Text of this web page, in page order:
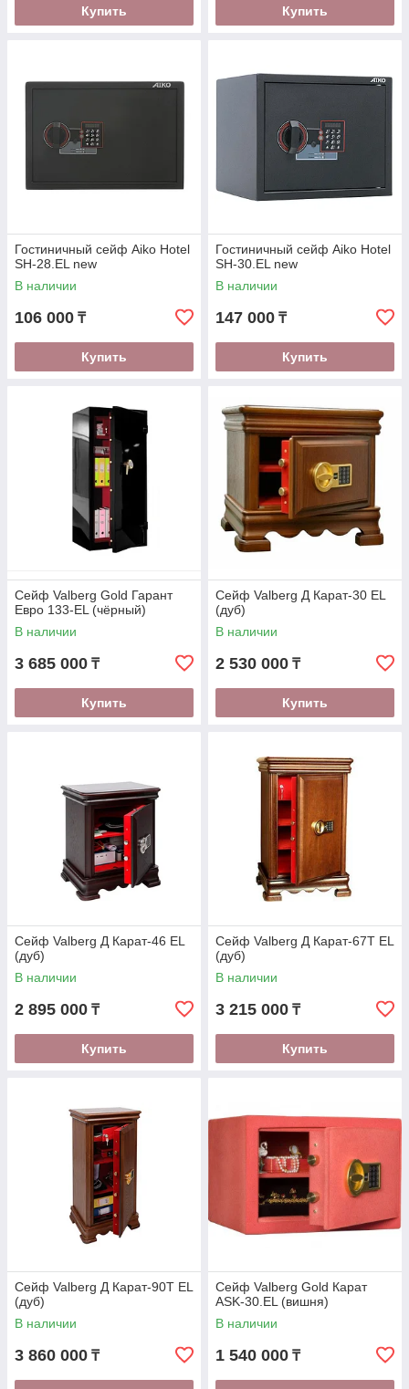
Купить Купить
Гостиничный сейф Aiko Hotel
SH-28.EL new
В наличии
106 000 ₸
Купить
Гостиничный сейф Aiko Hotel
SH-30.EL new
В наличии
147 000 ₸
Купить
Сейф Valberg Gold Гарант
Евро 133-EL (чёрный)
В наличии
3 685 000 ₸
Купить
Сейф Valberg Д Карат-30 EL
(дуб)
В наличии
2 530 000 ₸
Купить
Сейф Valberg Д Карат-46 EL
(дуб)
В наличии
2 895 000 ₸
Купить
Сейф Valberg Д Карат-67T EL
(дуб)
В наличии
3 215 000 ₸
Купить
Сейф Valberg Д Карат-90T EL
(дуб)
В наличии
3 860 000 ₸
Сейф Valberg Gold Карат
ASK-30.EL (вишня)
В наличии
1 540 000 ₸